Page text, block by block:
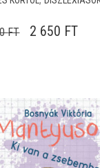
FT ORIGINAL
2 650 FT